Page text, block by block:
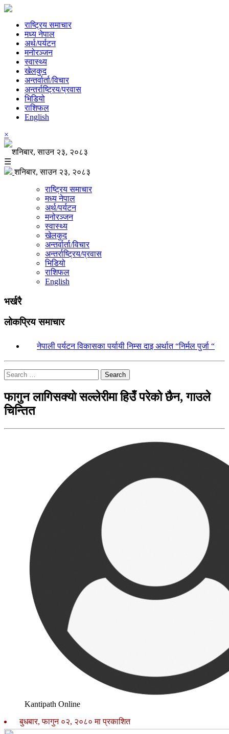
राष्ट्रिय समाचार
मध्य नेपाल
अर्थ/पर्यटन
मनोरञ्जन
स्वास्थ्य
खेलकुद
अन्तर्वार्ता/विचार
अन्तर्राष्ट्रिय/प्रवास
भिडियो
राशिफल
English
×
शनिबार, साउन २३, २०८३
☰
शनिबार, साउन २३, २०८३
राष्ट्रिय समाचार
मध्य नेपाल
अर्थ/पर्यटन
मनोरञ्जन
स्वास्थ्य
खेलकुद
अन्तर्वार्ता/विचार
अन्तर्राष्ट्रिय/प्रवास
भिडियो
राशिफल
English
भर्खरै
लोकप्रिय समाचार
नेपाली पर्यटन विकासका पर्यायी निम्स दाइ अर्थात “निर्मल पुर्जा “
Search
फागुन लागिसक्यो सल्लेरीमा हिउँ परेको छैन, गाउले
चिन्तित
Kantipath Online
बुधबार, फागुन ०२, २०८० मा प्रकाशित